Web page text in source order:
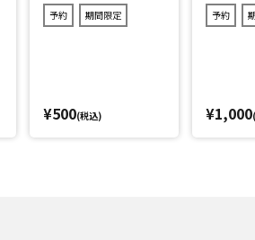
ム11種)
予約 期間限定
¥500(税込)
予約
¥1,000